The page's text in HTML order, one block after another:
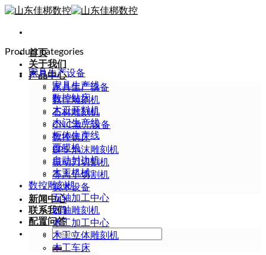
Skip
content
首页
关于我们
产品中心
家具生产设备
数控雕刻机
石材雕刻机
CNC激光设备
数控铣床
EPS 泡沫雕刻机
振动刀切割机
等离子切割机
实木设备
新闻中心
联系我们
配置问答
Search
for:
Product categories
家具生产设备
家具生产线
数控钻床
木工开料机
木门生产线
柜体生产线
覆膜机
自动封边机
木工机械
数控雕刻机
五轴加工中心
四轴雕刻机
木工加工中心
木工立体雕刻机
木工车床